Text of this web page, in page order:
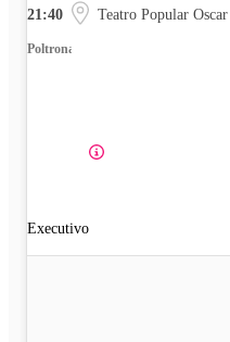
21:40 Teatro Popular
Poltrona
Executivo